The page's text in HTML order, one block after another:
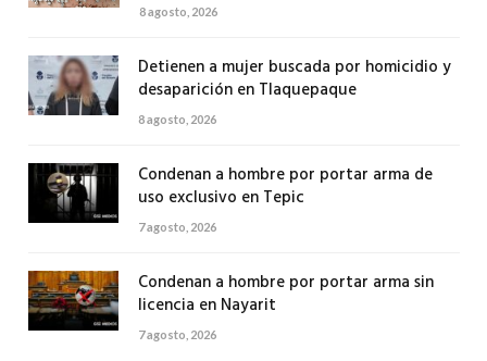
8 agosto, 2026
Detienen a mujer buscada por homicidio y
desaparición en Tlaquepaque
8 agosto, 2026
Condenan a hombre por portar arma de
uso exclusivo en Tepic
7 agosto, 2026
Condenan a hombre por portar arma sin
licencia en Nayarit
7 agosto, 2026